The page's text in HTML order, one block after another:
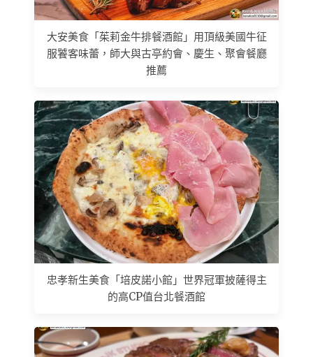
大安美食「茱莉金牛排餐酒館」用頂級美國牛征
服饕客味蕾，師大與古亭約會、慶生、聚會餐廳
推薦
忠孝新生美食「培皮諾小館」世界冠軍披薩得主
的高CP值台北餐酒館